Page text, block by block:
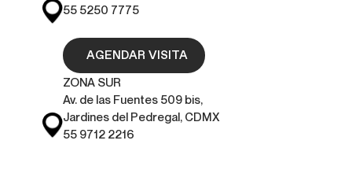
55 5250 7775
AGENDAR VISITA
ZONA SUR
Av. de las Fuentes 509 bis,
Jardines del Pedregal, CDMX
55 9712 2216